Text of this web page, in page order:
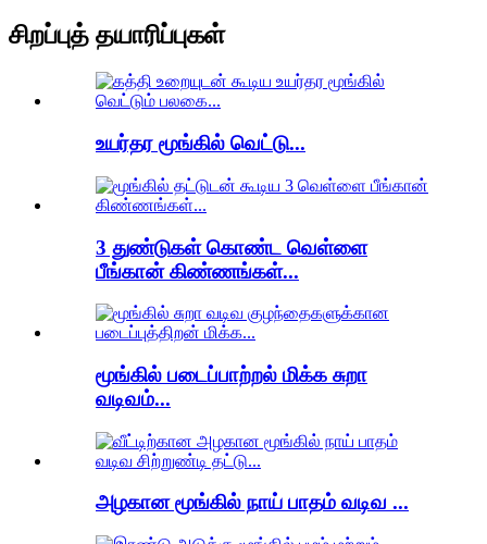
சிறப்புத் தயாரிப்புகள்
உயர்தர மூங்கில் வெட்டு...
3 துண்டுகள் கொண்ட வெள்ளை
பீங்கான் கிண்ணங்கள்...
மூங்கில் படைப்பாற்றல் மிக்க சுறா
வடிவம்...
அழகான மூங்கில் நாய் பாதம் வடிவ ...